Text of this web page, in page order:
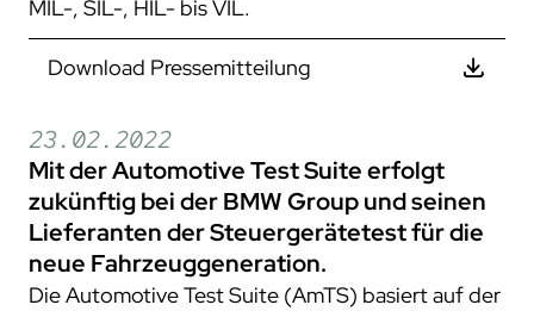
MIL-, SIL-, HIL- bis VIL.
Download Pressemitteilung
23.02.2022
Mit der Automotive Test Suite erfolgt
zukünftig bei der BMW Group und seinen
Lieferanten der Steuergerätetest für die
neue Fahrzeuggeneration.
Die Automotive Test Suite (AmTS) basiert auf der